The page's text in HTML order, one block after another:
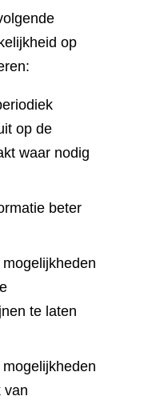
op
op de
waar nodig
beter
te laten
van